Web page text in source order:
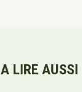
A LIRE AUSSI